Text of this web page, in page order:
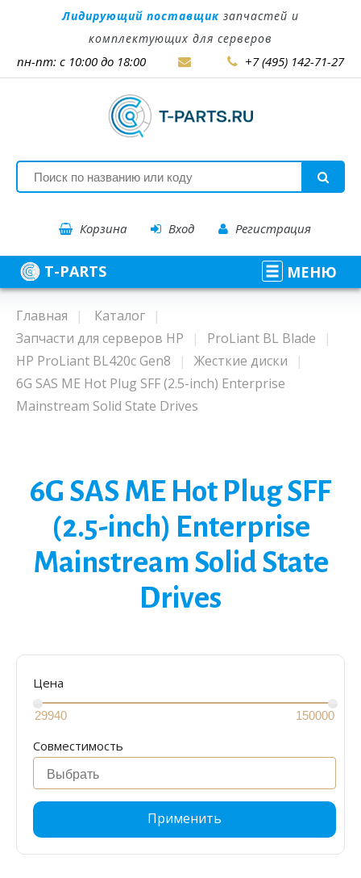
Лидирующий поставщик запчастей и
комплектующих для серверов
пн-пт: с 10:00 до 18:00 +7 (495) 142-71-27
Корзина Вход Регистрация
T-PARTS МЕНЮ
Главная
Каталог
Запчасти для серверов HP
ProLiant BL Blade
HP ProLiant BL420c Gen8
Жесткие диски
6G SAS ME Hot Plug SFF (2.5-inch) Enterprise
Mainstream Solid State Drives
6G SAS ME Hot Plug SFF
(2.5-inch) Enterprise
Mainstream Solid State
Drives
Цена
Совместимость
Применить